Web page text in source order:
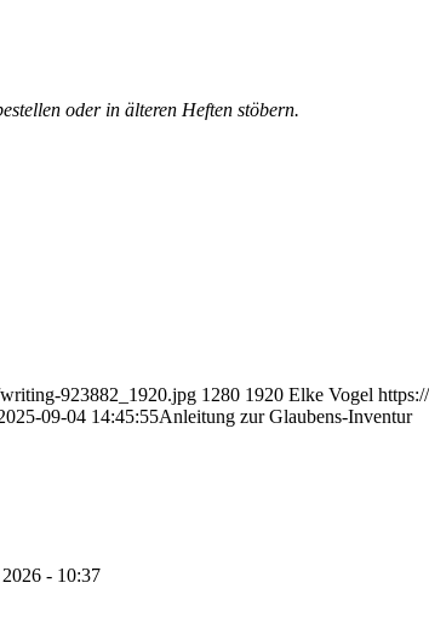
oder in älteren Heften stöbern.
923882_1920.jpg 1280 1920 Elke Vogel
09-04 14:45:55Anleitung zur Glaubens-Inventur
- 10:37